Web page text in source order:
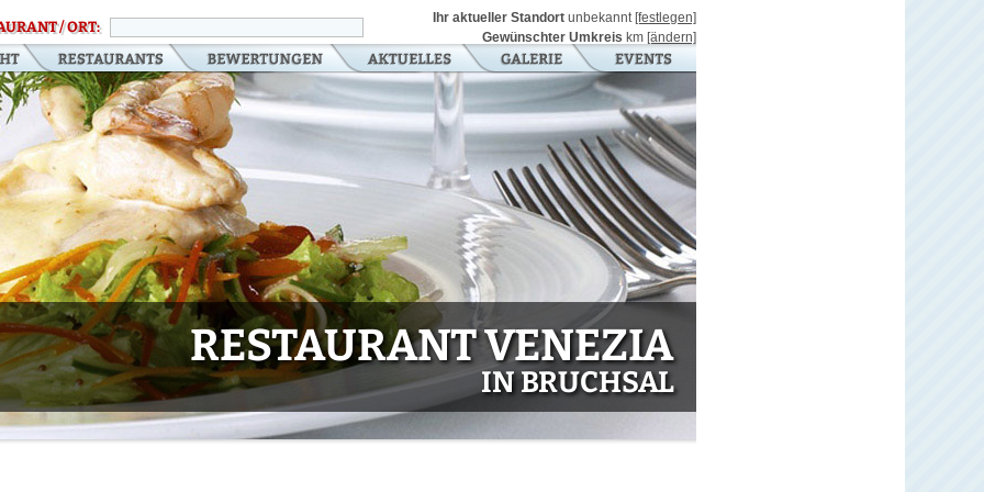
/ ORT:
Ihr aktueller Standort unbekannt [festlegen]
Gewünschter Umkreis km [ändern]
RESTAURANT VENEZIA
IN BRUCHSAL